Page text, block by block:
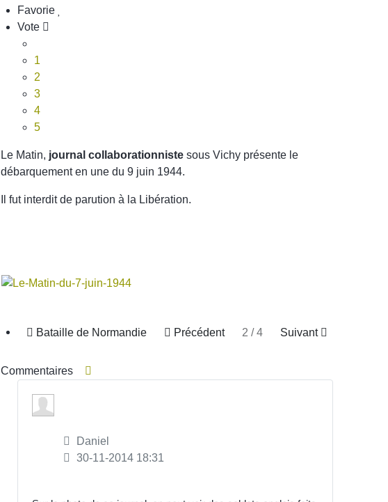
Favorie
Vote
1
2
3
4
5
Le Matin, journal collaborationniste sous Vichy présente le
débarquement en une du 9 juin 1944.
Il fut interdit de parution à la Libération.
Bataille de Normandie Précédent 2 / 4 Suivant
Commentaires
Daniel
30-11-2014 18:31